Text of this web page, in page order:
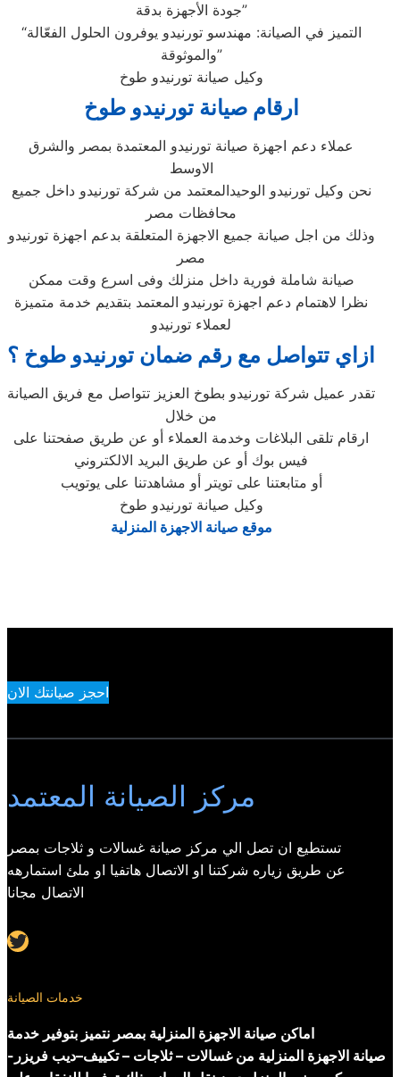
جودة الأجهزة بدقة”
“التميز في الصيانة: مهندسو تورنيدو يوفرون الحلول الفعّالة
والموثوقة”
وكيل صيانة تورنيدو طوخ
ارقام صيانة تورنيدو طوخ
عملاء دعم اجهزة صيانة تورنيدو المعتمدة بمصر والشرق
الاوسط
نحن وكيل تورنيدو الوحيدالمعتمد من شركة تورنيدو داخل جميع
محافظات مصر
وذلك من اجل صيانة جميع الاجهزة المتعلقة بدعم اجهزة تورنيدو
مصر
صيانة شاملة فورية داخل منزلك وفى اسرع وقت ممكن
نظرا لاهتمام دعم اجهزة تورنيدو المعتمد بتقديم خدمة متميزة
لعملاء تورنيدو
ازاي تتواصل مع رقم ضمان تورنيدو طوخ ؟
تقدر عميل شركة تورنيدو بطوخ العزيز تتواصل مع فريق الصيانة
من خلال
ارقام تلقى البلاغات وخدمة العملاء أو عن طريق صفحتنا على
فيس بوك أو عن طريق البريد الالكتروني
أو متابعتنا على تويتر أو مشاهدتنا على يوتويب
وكيل صيانة تورنيدو طوخ
موقع صيانة الاجهزة المنزلية
احجز صيانتك الان
مركز الصيانة المعتمد
تستطيع ان تصل الي مركز صيانة غسالات و ثلاجات بمصر
عن طريق زياره شركتنا او الاتصال هاتفيا او ملئ استمارهه
الاتصال مجانا
Twitter
خدمات الصيانة
اماكن صيانة الاجهزة المنزلية بمصر نتميز بتوفير خدمة
صيانة الاجهزة المنزلية من غسالات – ثلاجات – تكييف–ديب فريزر-